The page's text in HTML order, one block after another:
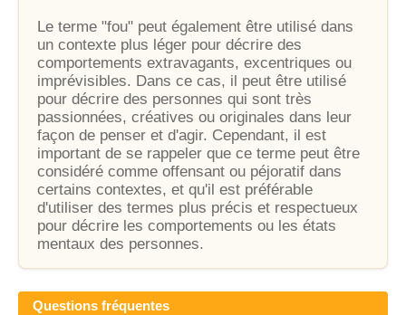
Le terme "fou" peut également être utilisé dans
un contexte plus léger pour décrire des
comportements extravagants, excentriques ou
imprévisibles. Dans ce cas, il peut être utilisé
pour décrire des personnes qui sont très
passionnées, créatives ou originales dans leur
façon de penser et d'agir. Cependant, il est
important de se rappeler que ce terme peut être
considéré comme offensant ou péjoratif dans
certains contextes, et qu'il est préférable
d'utiliser des termes plus précis et respectueux
pour décrire les comportements ou les états
mentaux des personnes.
Questions fréquentes